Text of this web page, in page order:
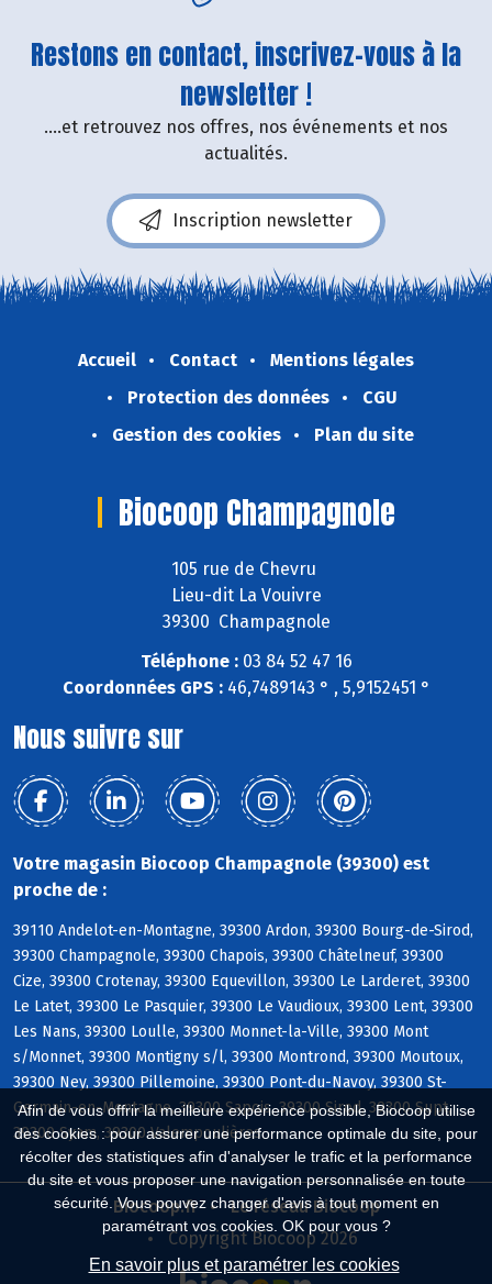
Afin de vous offrir la meilleure expérience possible, Biocoop utilise
des cookies : pour assurer une performance optimale du site, pour
récolter des statistiques afin d'analyser le trafic et la performance
du site et vous proposer une navigation personnalisée en toute
sécurité. Vous pouvez changer d'avis à tout moment en
paramétrant vos cookies. OK pour vous ?
En savoir plus et paramétrer les cookies
Restons en contact, inscrivez-vous à la
newsletter !
....et retrouvez nos offres, nos événements et nos
actualités.
Inscription newsletter
Accueil Contact
Mentions légales
Protection des données
CGU
Gestion des cookies
Plan du site
Biocoop Champagnole
105 rue de Chevru
Lieu-dit La Vouivre
39300 Champagnole
Téléphone :03 84 52 47 16
Coordonnées GPS :46,7489143 ° , 5,9152451 °
Nous suivre sur
Votre magasin Biocoop Champagnole (39300) est
proche de :
39110 Andelot-en-Montagne, 39300 Ardon, 39300 Bourg-de-Sirod,
39300 Champagnole, 39300 Chapois, 39300 Châtelneuf, 39300
Cize, 39300 Crotenay, 39300 Equevillon, 39300 Le Larderet, 39300
Le Latet, 39300 Le Pasquier, 39300 Le Vaudioux, 39300 Lent, 39300
Les Nans, 39300 Loulle, 39300 Monnet-la-Ville, 39300 Mont
s/Monnet, 39300 Montigny s/l, 39300 Montrond, 39300 Moutoux,
39300 Ney, 39300 Pillemoine, 39300 Pont-du-Navoy, 39300 St-
Germain-en-Montagne, 39300 Sapois, 39300 Sirod, 39300 Supt,
39300 Syam, 39300 Valempoulières
Biocoop.fr
Le réseau Biocoop
Copyright Biocoop 2026